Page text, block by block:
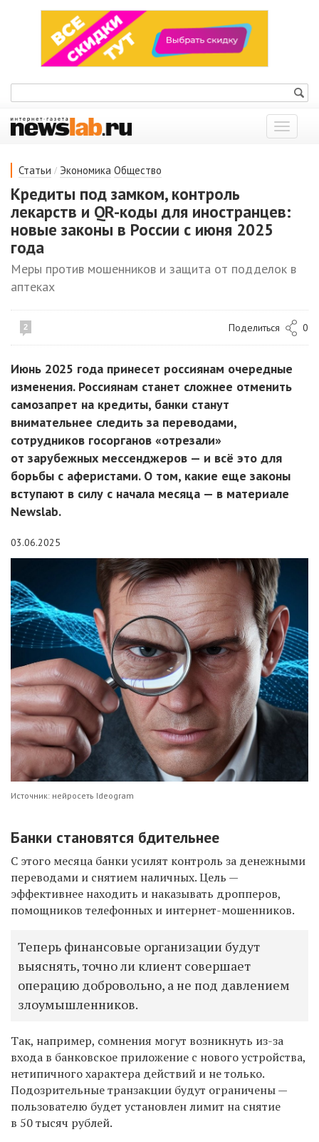
Показать
меню
Статьи / Экономика Общество
Кредиты под замком, контроль
лекарств и QR-коды для иностранцев:
новые законы в России с июня 2025
года
Меры против мошенников и защита от подделок в
аптеках
2 Поделиться 0
Июнь 2025 года принесет россиянам очередные
изменения. Россиянам станет сложнее отменить
самозапрет на кредиты, банки станут
внимательнее следить за переводами,
сотрудников госорганов «отрезали»
от зарубежных мессенджеров — и всё это для
борьбы с аферистами. О том, какие еще законы
вступают в силу с начала месяца — в материале
Newslab.
03.06.2025
Источник: нейросеть Ideogram
Банки становятся бдительнее
С этого месяца банки усилят контроль за денежными
переводами и снятием наличных. Цель —
эффективнее находить и наказывать дропперов,
помощников телефонных и интернет-мошенников.
Теперь финансовые организации будут
выяснять, точно ли клиент совершает
операцию добровольно, а не под давлением
злоумышленников.
Так, например, сомнения могут возникнуть из-за
входа в банковское приложение с нового устройства,
нетипичного характера действий и не только.
Подозрительные транзакции будут ограничены —
пользователю будет установлен лимит на снятие
в 50 тысяч рублей.